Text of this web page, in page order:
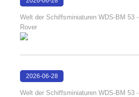
Welt der Schiffsminiaturen WDS-BM 53 -
Rover
2026-06-28
Welt der Schiffsminiaturen WDS-BM 53 -